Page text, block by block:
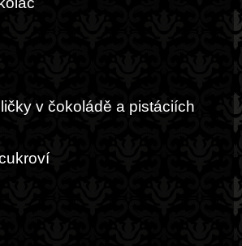
v čokoládě a pistáciích